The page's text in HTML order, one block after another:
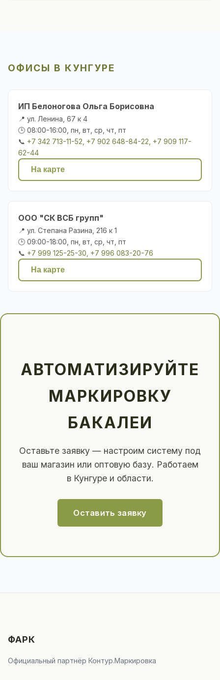
ОФИСЫ В КУНГУРЕ
ИП Белоногова Ольга Борисовна
📍 ул. Ленина, 67 к 4
🕒 08:00-16:00, пн, вт, ср, чт, пт
📞 +7 342 713-11-52, +7 902 648-84-22, +7 909 117-
62-44
На карте
ООО "СК ВСБ групп"
📍 ул. Степана Разина, 216 к 1
🕒 09:00-18:00, пн, вт, ср, чт, пт
📞 +7 999 125-25-30, +7 996 083-20-76
На карте
АВТОМАТИЗИРУЙТЕ
МАРКИРОВКУ
БАКАЛЕИ
Оставьте заявку — настроим систему под
ваш магазин или оптовую базу. Работаем
в Кунгуре и области.
Оставить заявку
ФАРК
Официальный партнёр Контур.Маркировка